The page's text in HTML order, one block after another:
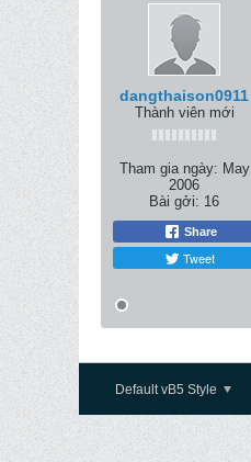
dangthaison0911
Thành viên mới
Tham gia ngày: May
2006
Bài gởi: 16
Share
Tweet
Default vB5 Style